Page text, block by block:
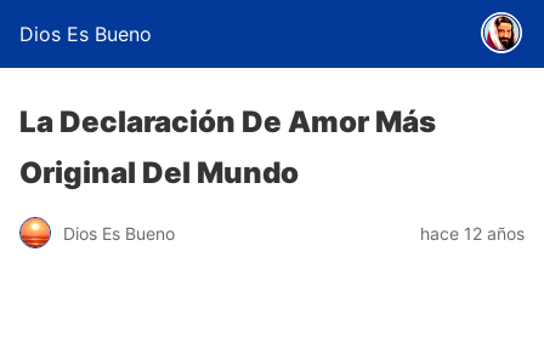
Dios Es Bueno
La Declaración De Amor Más
Original Del Mundo
Dios Es Bueno hace 12 años